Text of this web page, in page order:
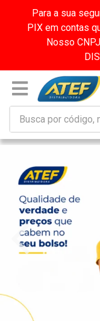
Para a sua
PIX em contas
Nosso